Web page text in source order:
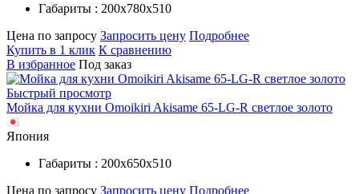
Габариты : 200х780х510
Цена по запросу Запросить цену Подробнее
Купить в 1 клик К сравнению
В избранное Под заказ
Быстрый просмотр
Мойка для кухни Omoikiri Akisame 65-LG-R светлое золото
Япония
Габариты : 200х650х510
Цена по запросу Запросить цену Подробнее